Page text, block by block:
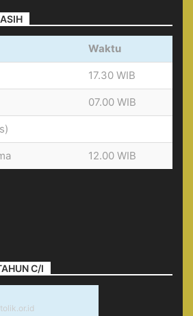
Waktu
17.30 WIB
07.00 WIB
12.00 WIB
C/I